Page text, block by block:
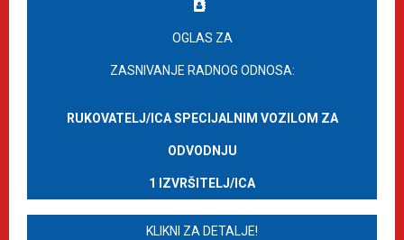
OGLAS ZA
ZASNIVANJE RADNOG ODNOSA:
RUKOVATELJ/ICA SPECIJALNIM VOZILOM ZA
ODVODNJU
1 IZVRŠITELJ/ICA
KLIKNI ZA DETALJE!